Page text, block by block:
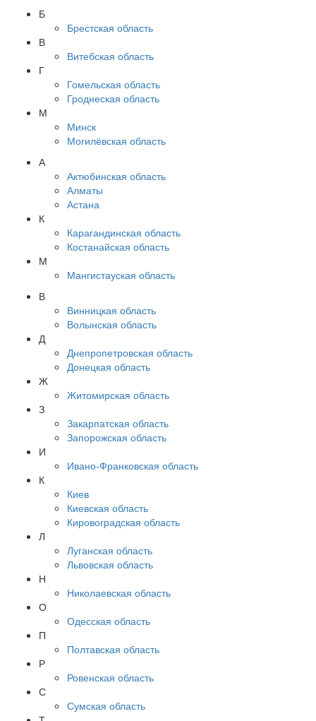
Б
Брестская область
В
Витебская область
Г
Гомельская область
Гроднеская область
М
Минск
Могилёвская область
А
Актюбинская область
Алматы
Астана
К
Карагандинская область
Костанайская область
М
Мангистауская область
В
Винницкая область
Волынская область
Д
Днепропетровская область
Донецкая область
Ж
Житомирская область
З
Закарпатская область
Запорожская область
И
Ивано-Франковская область
К
Киев
Киевская область
Кировоградская область
Л
Луганская область
Львовская область
Н
Николаевская область
О
Одесская область
П
Полтавская область
Р
Ровенская область
С
Сумская область